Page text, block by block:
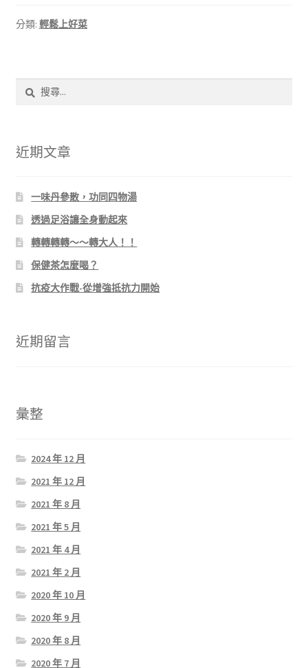
分類: 輕鬆上好菜
字:
近期文章
一味丹參散，功同四物湯
透過足浴讓全身動起來
轉轉轉轉～～轉大人！！
保健茶怎麼喝？
抗疫大作戰-從增強抵抗力開始
近期留言
彙整
2024 年 12 月
2021 年 12 月
2021 年 8 月
2021 年 5 月
2021 年 4 月
2021 年 2 月
2020 年 10 月
2020 年 9 月
2020 年 8 月
2020 年 7 月